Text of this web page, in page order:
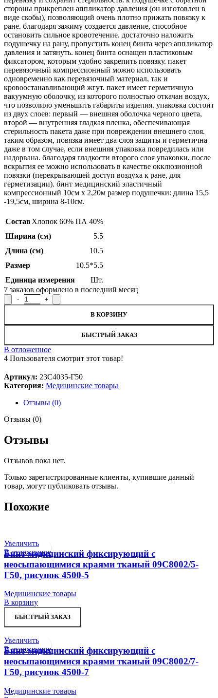
стороны прикреплен аппликатор давления (он изготовлен в
виде скобы), позволяющий очень плотно прижать повязку к
ране. благодаря зажиму создается давление, способное
остановить сильное кровотечение. достаточно наложить
подушечку на рану, пропустить конец бинта через аппликатор
давления и затянуть. конец бинта оснащен пластиковым
фиксатором, которым удобно закрепить повязку. пакет
перевязочный компрессионный можно использовать
одновременно как перевязочный материал, так и
кровоостанавливающий жгут. пакет имеет герметичную
вакуумную оболочку, из которого полностью откачан воздух,
что позволило уменьшить габариты изделия. упаковка состоит
из двух слоев: первый — внешняя оболочка черного цвета,
второй — внутренняя гладкая пленка, обеспечивающая
стерильность пакета даже при повреждении внешнего слоя.
таким образом, повязка имеет два слоя защиты и герметична
даже в том случае, если внешняя упаковка повредилась или
надорвана. благодаря гладкости второго слоя упаковки, после
вскрытия ее можно использовать в качестве окклюзионной
повязки (перекрывающей доступ воздуха к ране, для
герметизации). бинт медицинский эластичный
компрессионный 10см х 2,20м размер подушечки: длина 15,5
-19,5см, ширина 8-10см.
СоставХлопок 60% ПА 40%
Ширина (см)
5.5
Длина (см)
10.5
Размер
10.5*5.5
Единица измерения
Шт.
7 заказов оформлено в последний месяц
Количество товара Пакет перевязочный компрессионный
В КОРЗИНУ
БЫСТРЫЙ ЗАКАЗ
В отложенное
4 Пользователя смотрит этот товар!
Артикул: 23С4035-Г50
Категория: Медицинские товары
Отзывы (0)
Отзывы (0)
Отзывы
Отзывов пока нет.
Только зарегистрированные клиенты, купившие данный
товар, могут публиковать отзывы.
Похожие
Увеличить
В отложенное
Бинт медицинский фиксирующий с
неосыпающимися краями тканый 09С8002/5-
Г50, рисунок 4500-5
Медицинские товары
В корзину
БЫСТРЫЙ ЗАКАЗ
Увеличить
В отложенное
Бинт медицинский фиксирующий с
неосыпающимися краями тканый 09С8002/7-
Г50, рисунок 4500-7
Медицинские товары